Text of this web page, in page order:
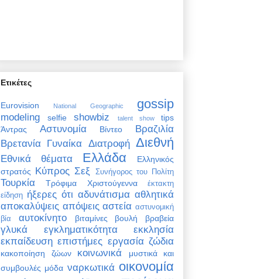
Ετικέτες
Eurovision National Geographic gossip
modeling selfie showbiz talent show
tips
Άντρας
Αστυνομία Βίντεο
Βραζιλία
Βρετανία Γυναίκα Διατροφή Διεθνή
Εθνικά θέματα Ελλάδα
Ελληνικός
στρατός Κύπρος Σεξ Συνήγορος του Πολίτη
Τουρκία Τρόφιμα Χριστούγεννα
έκτακτη
είδηση ήξερες ότι αδυνάτισμα αθλητικά
αποκαλύψεις απόψεις αστεία αστυνομική
βία
αυτοκίνητο βιταμίνες βουλή βραβεία
γλυκά εγκληματικότητα
εκκλησία
εκπαίδευση επιστήμες εργασία ζώδια
κακοποίηση ζώων κοινωνικά
μυστικά και
συμβουλές μόδα ναρκωτικά οικονομία